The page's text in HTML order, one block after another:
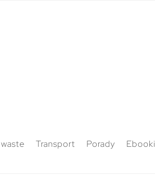
Transport Porady Ebooki